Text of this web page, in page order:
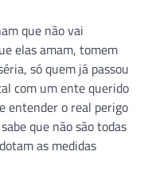
que não vai
elas amam, tomem
só quem já passou
com um ente querido
entender o real perigo
que não são todas
as medidas